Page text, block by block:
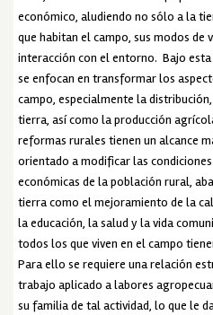
económico, aludiendo no sólo a la
que habitan el campo, sus modos de
interacción con el entorno. Bajo
se enfocan en transformar los
campo, especialmente la
tierra, así como la producción
reformas rurales tienen un alcance
orientado a modificar las
económicas de la población rural,
tierra como el mejoramiento de la
la educación, la salud y la vida
todos los que viven en el campo
Para ello se requiere una relación
trabajo aplicado a labores
su familia de tal actividad, lo que le